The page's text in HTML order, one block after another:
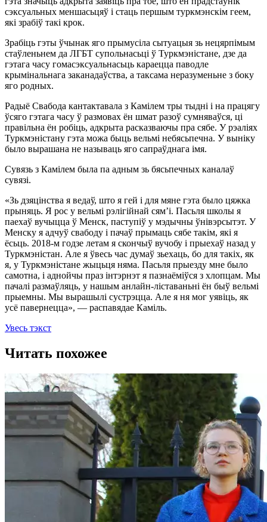
сэксуальных меншасьцяў і стаць першым туркмэнскім геем,
які зрабіў такі крок.
Зрабіць гэты ўчынак яго прымусіла сытуацыя зь нецярпімым
стаўленьнем да ЛГБТ супольнасьці ў Туркмэністане, дзе да
гэтага часу гомасэксуальнасьць караецца паводле
крымінальнага заканадаўства, а таксама неразуменьне з боку
яго родных.
Радыё Свабода кантактавала з Камілем тры тыдні і на працягу
ўсяго гэтага часу ў размовах ён шмат разоў сумняваўся, ці
правільна ён робіць, адкрыта расказваючы пра сябе. У рэаліях
Туркмэністану гэта можа быць вельмі небясьпечна. У выніку
было вырашана не называць яго сапраўднага імя.
Сувязь з Камілем была па адным зь бясьпечных каналаў
сувязі.
«Зь дзяцінства я ведаў, што я гей і для мяне гэта было цяжка
прыняць. Я рос у вельмі рэлігійнай сям’і. Пасьля школы я
паехаў вучыцца ў Менск, паступіў у мэдычны ўнівэрсытэт. У
Менску я адчуў свабоду і пачаў прымаць сябе такім, які я
ёсьць. 2018-м годзе летам я скончыў вучобу і прыехаў назад у
Туркмэністан. Але я ўвесь час думаў зьехаць, бо для такіх, як
я, у Туркмэністане жыцьця няма. Пасьля прыезду мне было
самотна, і аднойчы праз інтэрнэт я пазнаёміўся з хлопцам. Мы
пачалі размаўляць, у нашым анлайн-ліставаньні ён быў вельмі
прыемны. Мы вырашылі сустрэцца. Але я ня мог уявіць, як
усё павернецца», — распавядае Каміль.
Увесь тэкст
Читать похожее